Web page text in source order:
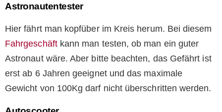
Astronautentester
Hier fährt man kopfüber im Kreis herum. Bei diesem
Fahrgeschäftkann man testen, ob man ein guter
Astronaut wäre. Aber bitte beachten, das Gefährt ist
erst ab 6 Jahren geeignet und das maximale
Gewicht von 100Kg darf nicht überschritten werden.